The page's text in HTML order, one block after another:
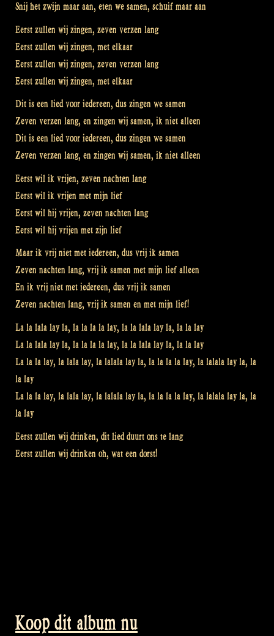
Snij het zwijn maar aan, eten we samen, schuif maar aan
Eerst zullen wij zingen, zeven verzen lang
Eerst zullen wij zingen, met elkaar
Eerst zullen wij zingen, zeven verzen lang
Eerst zullen wij zingen, met elkaar
Dit is een lied voor iedereen, dus zingen we samen
Zeven verzen lang, en zingen wij samen, ik niet alleen
Dit is een lied voor iedereen, dus zingen we samen
Zeven verzen lang, en zingen wij samen, ik niet alleen
Eerst wil ik vrijen, zeven nachten lang
Eerst wil ik vrijen met mijn lief
Eerst wil hij vrijen, zeven nachten lang
Eerst wil hij vrijen met zijn lief
Maar ik vrij niet met iedereen, dus vrij ik samen
Zeven nachten lang, vrij ik samen met mijn lief alleen
En ik vrij niet met iedereen, dus vrij ik samen
Zeven nachten lang, vrij ik samen en met mijn lief!
La la lala lay la, la la la la lay, la la lala lay la, la la lay
La la lala lay la, la la la la lay, la la lala lay la, la la lay
La la la lay, la lala lay, la lalala lay la, la la la la lay, la lalala lay la, la
la lay
La la la lay, la lala lay, la lalala lay la, la la la la lay, la lalala lay la, la
la lay
Eerst zullen wij drinken, dit lied duurt ons te lang
Eerst zullen wij drinken oh, wat een dorst!
Koop dit album nu